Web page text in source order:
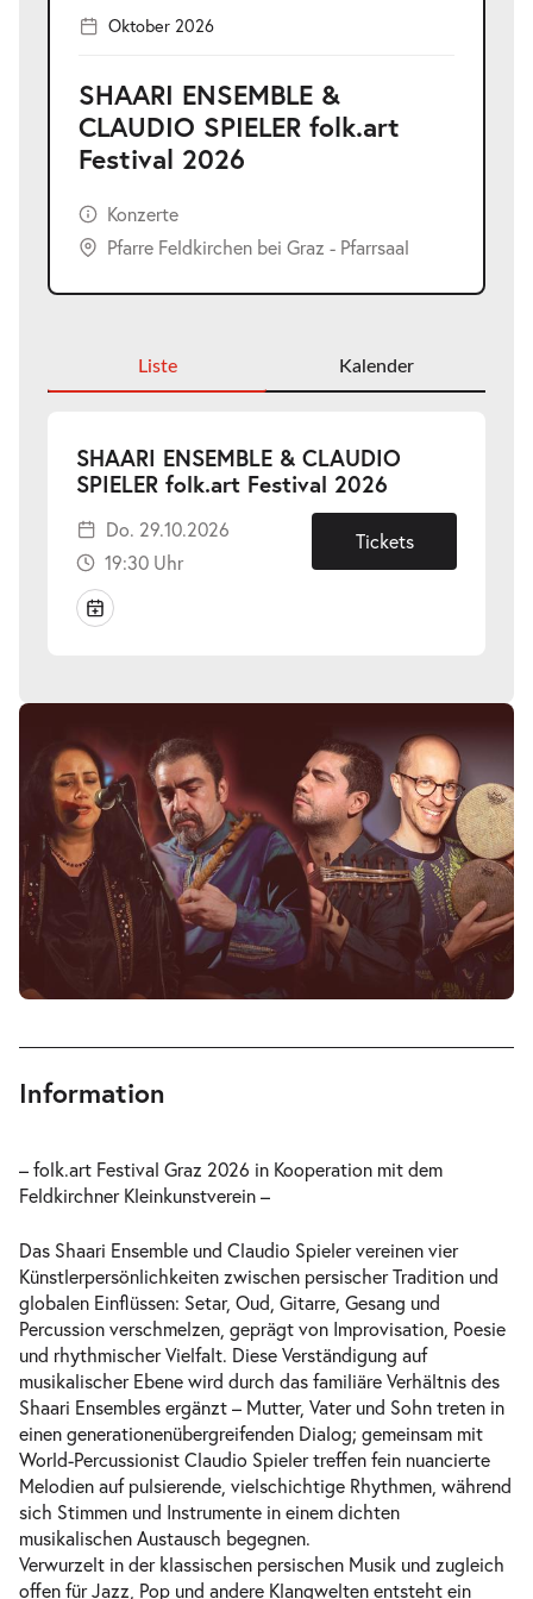
Oktober 2026
SHAARI ENSEMBLE &
CLAUDIO SPIELER folk.art
Festival 2026
Konzerte
Pfarre Feldkirchen bei Graz - Pfarrsaal
Liste Kalender
SHAARI ENSEMBLE & CLAUDIO
SPIELER folk.art Festival 2026
Do.
29.10.2026
Do. 29.10.2026
19:30 Uhr
Tickets
Information
– folk.art Festival Graz 2026 in Kooperation mit dem
Feldkirchner Kleinkunstverein –
Das Shaari Ensemble und Claudio Spieler vereinen vier
Künstlerpersönlichkeiten zwischen persischer Tradition und
globalen Einflüssen: Setar, Oud, Gitarre, Gesang und
Percussion verschmelzen, geprägt von Improvisation, Poesie
und rhythmischer Vielfalt. Diese Verständigung auf
musikalischer Ebene wird durch das familiäre Verhältnis des
Shaari Ensembles ergänzt – Mutter, Vater und Sohn treten in
einen generationenübergreifenden Dialog; gemeinsam mit
World-Percussionist Claudio Spieler treffen fein nuancierte
Melodien auf pulsierende, vielschichtige Rhythmen, während
sich Stimmen und Instrumente in einem dichten
musikalischen Austausch begegnen.
Verwurzelt in der klassischen persischen Musik und zugleich
offen für Jazz, Pop und andere Klangwelten entsteht ein